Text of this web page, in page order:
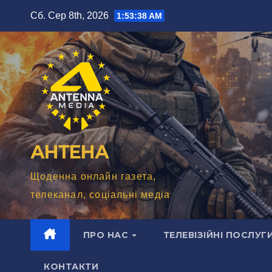
вмісту
Сб. Сер 8th, 2026 1:53:39 AM
АНТЕНА
Щоденна онлайн газета,
телеканал, соціальні медіа
ПРО НАС ТЕЛЕВІЗІЙНІ
КОНТАКТИ